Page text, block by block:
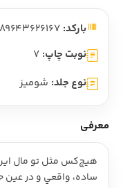
بارکد:
نوبت چاپ: 7
نوع جلد: شومیز
معرفی
هيچ‌کس مثل تو مال
ساده، واقعي و در عين